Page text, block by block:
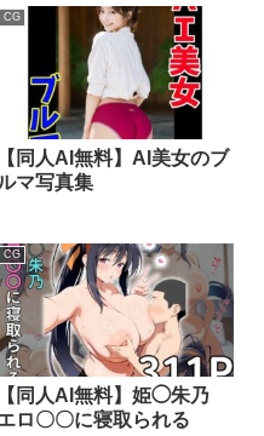
CG
【同人AI無料】AI美女のブ
マ写真集
CG
【同人AI無料】姫◯朱乃
ロ〇〇に寝取られる